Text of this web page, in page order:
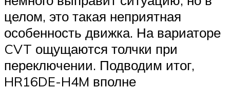
целом, это такая неприятная
особенность движка. На вариаторе
CVT ощущаются толчки при
переключении. Подводим итог,
HR16DE-H4M вполне